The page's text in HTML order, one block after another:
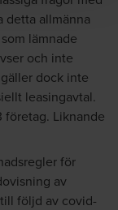
detta allmänna
lämnade
och inte
dock inte
leasingavtal.
företag. Liknande
för
av
följd av covid-